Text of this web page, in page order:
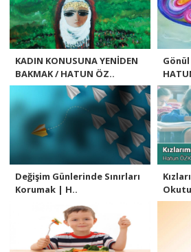
KADIN KONUSUNA YENİDEN
BAKMAK / HATUN ÖZ..
Değişim Günlerinde Sınırları
Korumak | H..